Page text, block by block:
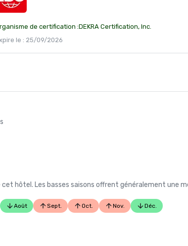
de certification :DEKRA Certification, Inc.
le : 25/09/2026
hôtel. Les basses saisons offrent généralement une
Août Sept. Oct. Nov. Déc.